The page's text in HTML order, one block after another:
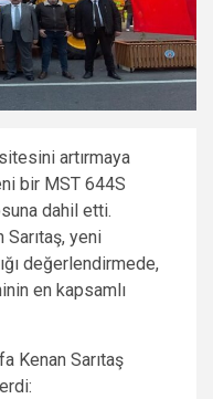
artırmaya
bir MST 644S
dahil etti.
yeni
değerlendirmede,
en kapsamlı
Kenan Sarıtaş